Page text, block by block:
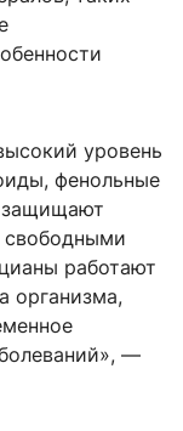
уровень
фенольные
защищают
свободными
работают
организма,
—